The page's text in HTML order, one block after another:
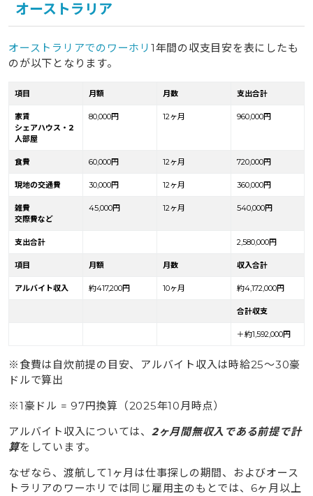
オーストラリア
オーストラリアでのワーホリ 1年間の収支目安を表にしたも
のが以下となります。
項目 月額 月数 支出合計
家賃
シェアハウス・2
人部屋
80,000円 12ヶ月 960,000円
食費 60,000円 12ヶ月 720,000円
現地の交通費 30,000円 12ヶ月 360,000円
雑費
交際費など
45,000円 12ヶ月 540,000円
支出合計 2,580,000円
項目 月額 月数 収入合計
アルバイト収入 約417,200円 10ヶ月 約4,172,000円
合計収支
＋約1,592,000円
※食費は自炊前提の目安、アルバイト収入は時給25〜30豪
ドルで算出
※1豪ドル = 97円換算（2025年10月時点）
アルバイト収入については、 2ヶ月間無収入である前提で計
算をしています。
なぜなら、渡航して1ヶ月は仕事探しの期間、およびオース
トラリアのワーホリでは同じ雇用主のもとでは、6ヶ月以上